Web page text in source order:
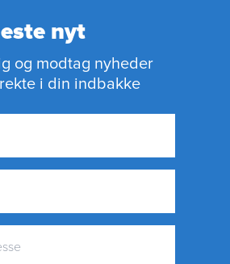
nyt
og modtag nyheder
i din indbakke